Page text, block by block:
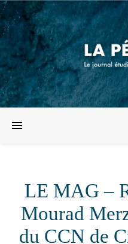
LE MAG –
Mourad
du CCN de